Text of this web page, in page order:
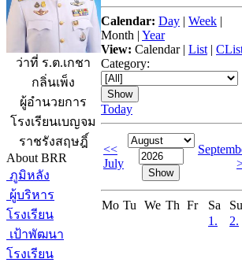
ว่าที่ ร.ต.เกชา
กลิ่นเพ็ง
ผู้อำนวยการ
โรงเรียนเบญจม
ราชรังสฤษฎิ์
About BRR
ภูมิหลัง
ผู้บริหาร
โรงเรียน
เป้าพัฒนา
โรงเรียน
Calendar: Day | Week |
Month | Year
View: Calendar| List |
Category:
Today
<<
July
Mo Tu We Th Fr Sa
Su
1.
2.